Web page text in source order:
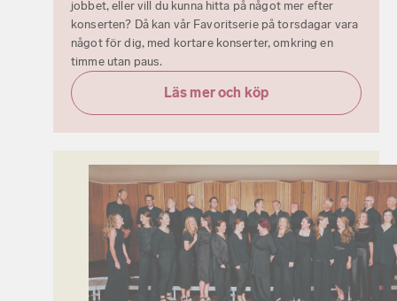
jobbet, eller vill du kunna hitta på något mer efter
konserten? Då kan vår Favoritserie på torsdagar vara
något för dig, med kortare konserter, omkring en
timme utan paus.
Läs mer och köp